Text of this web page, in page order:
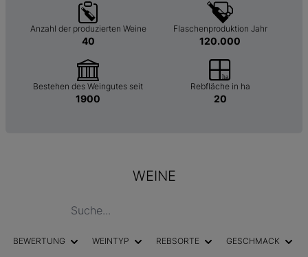
Anzahl der produzierten Weine
40
Flaschenproduktion Jahr
120.000
Bestehen des Weingutes seit
1900
Rebfläche in ha
20
WEINE
BEWERTUNG WEINTYP REBSORTE GESCHMACK